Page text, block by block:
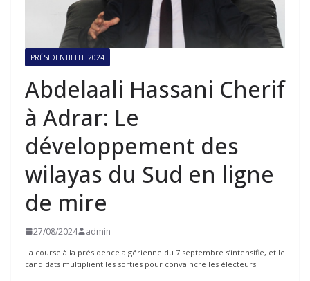
PRÉSIDENTIELLE 2024
Abdelaali Hassani Cherif
à Adrar: Le
développement des
wilayas du Sud en ligne
de mire
27/08/2024 admin
La course à la présidence algérienne du 7 septembre s’intensifie, et le
candidats multiplient les sorties pour convaincre les électeurs.